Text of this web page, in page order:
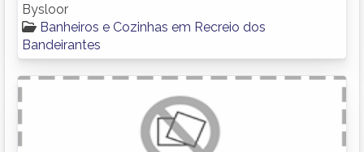
Bysloor
Banheiros e Cozinhas em Recreio dos
Bandeirantes